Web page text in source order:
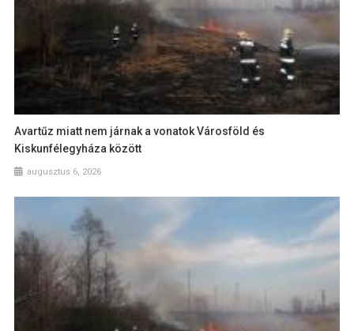
Avartűz miatt nem járnak a vonatok Városföld és
Kiskunfélegyháza között
augusztus 6, 2026